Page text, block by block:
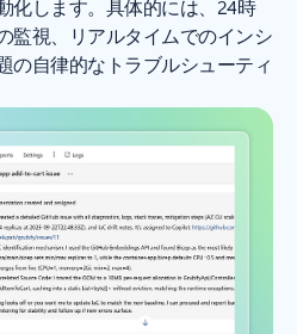
化します。具体的には、24時
監視、リアルタイムでのインシ
の自律的なトラブルシューティ